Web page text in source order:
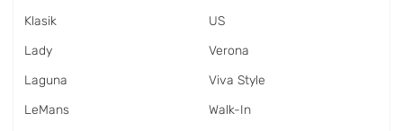
Klasik
Lady
Laguna
LeMans
US
Verona
Viva Style
Walk-In